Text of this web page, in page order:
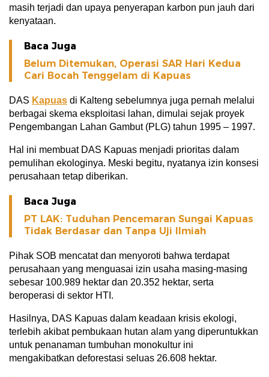
masih terjadi dan upaya penyerapan karbon pun jauh dari
kenyataan.
Baca Juga
Belum Ditemukan, Operasi SAR Hari Kedua
Cari Bocah Tenggelam di Kapuas
DAS Kapuas di Kalteng sebelumnya juga pernah melalui
berbagai skema eksploitasi lahan, dimulai sejak proyek
Pengembangan Lahan Gambut (PLG) tahun 1995 – 1997.
Hal ini membuat DAS Kapuas menjadi prioritas dalam
pemulihan ekologinya. Meski begitu, nyatanya izin konsesi
perusahaan tetap diberikan.
Baca Juga
PT LAK: Tuduhan Pencemaran Sungai Kapuas
Tidak Berdasar dan Tanpa Uji Ilmiah
Pihak SOB mencatat dan menyoroti bahwa terdapat
perusahaan yang menguasai izin usaha masing-masing
sebesar 100.989 hektar dan 20.352 hektar, serta
beroperasi di sektor HTI.
Hasilnya, DAS Kapuas dalam keadaan krisis ekologi,
terlebih akibat pembukaan hutan alam yang diperuntukkan
untuk penanaman tumbuhan monokultur ini
mengakibatkan deforestasi seluas 26.608 hektar.